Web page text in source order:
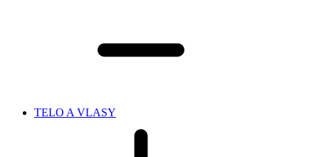
TELO A VLASY